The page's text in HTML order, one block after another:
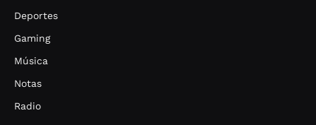
Deportes
Gaming
Música
Notas
Radio